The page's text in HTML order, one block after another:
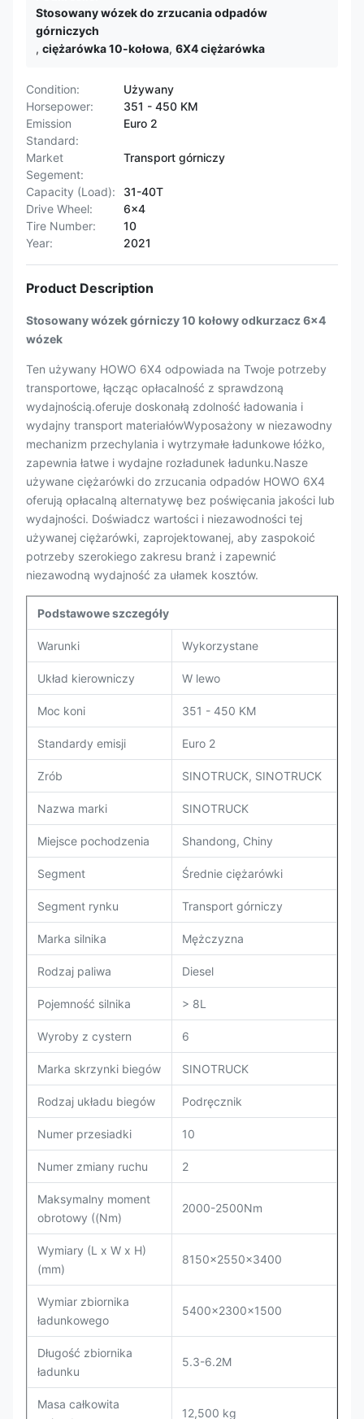
Stosowany wózek do zrzucania odpadów
górniczych
, ciężarówka 10-kołowa, 6X4 ciężarówka
Condition:
Używany
Horsepower:
351 - 450 KM
Emission
Standard:
Euro 2
Market
Segement:
Transport górniczy
Capacity (Load):
31-40T
Drive Wheel:
6x4
Tire Number:
10
Year:
2021
Product Description
Stosowany wózek górniczy 10 kołowy odkurzacz 6x4
wózek
Ten używany HOWO 6X4 odpowiada na Twoje potrzeby
transportowe, łącząc opłacalność z sprawdzoną
wydajnością.oferuje doskonałą zdolność ładowania i
wydajny transport materiałówWyposażony w niezawodny
mechanizm przechylania i wytrzymałe ładunkowe łóżko,
zapewnia łatwe i wydajne rozładunek ładunku.Nasze
używane ciężarówki do zrzucania odpadów HOWO 6X4
oferują opłacalną alternatywę bez poświęcania jakości lub
wydajności. Doświadcz wartości i niezawodności tej
używanej ciężarówki, zaprojektowanej, aby zaspokoić
potrzeby szerokiego zakresu branż i zapewnić
niezawodną wydajność za ułamek kosztów.
Podstawowe szczegóły
Warunki Wykorzystane
Układ kierowniczy W lewo
Moc koni 351 - 450 KM
Standardy emisji Euro 2
Zrób SINOTRUCK, SINOTRUCK
Nazwa marki SINOTRUCK
Miejsce pochodzenia Shandong, Chiny
Segment Średnie ciężarówki
Segment rynku Transport górniczy
Marka silnika Mężczyzna
Rodzaj paliwa Diesel
Pojemność silnika > 8L
Wyroby z cystern 6
Marka skrzynki biegów SINOTRUCK
Rodzaj układu biegów Podręcznik
Numer przesiadki 10
Numer zmiany ruchu 2
Maksymalny moment
obrotowy ((Nm)
2000-2500Nm
Wymiary (L x W x H)
(mm)
8150x2550x3400
Wymiar zbiornika
ładunkowego
5400x2300x1500
Długość zbiornika
ładunku
5.3-6.2M
Masa całkowita
12,500 kg